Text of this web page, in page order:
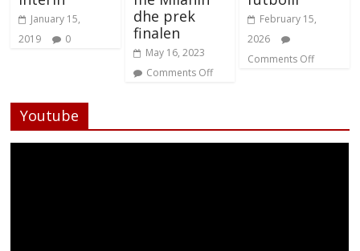
January 15,
2019
0
dhe prek
finalen
May 16, 2023
Comments Off
February 15,
2026
Comments Off
Youtube